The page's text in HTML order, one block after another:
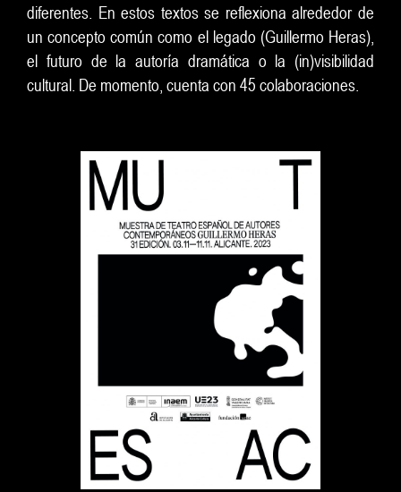
diferentes. En estos textos se reflexiona alrededor de
un concepto común como el legado (Guillermo Heras),
el futuro de la autoría dramática o la (in)visibilidad
cultural. De momento, cuenta con 45 colaboraciones.